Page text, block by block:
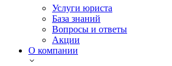
Услуги юриста
База знаний
Вопросы и ответы
Акции
О компании